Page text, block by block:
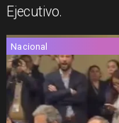
Ejecutivo.
Nacional